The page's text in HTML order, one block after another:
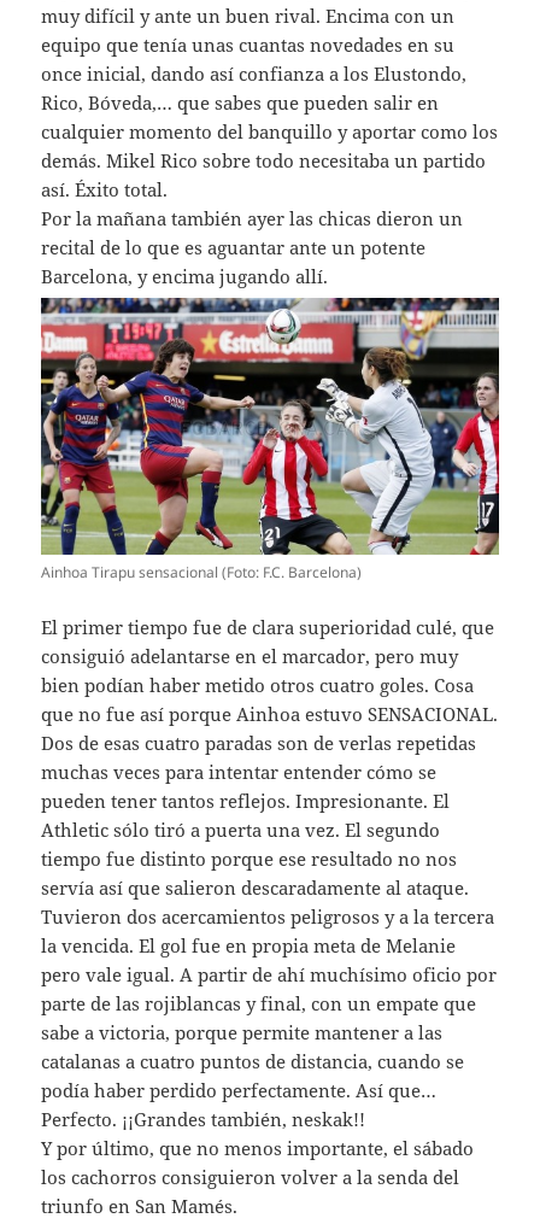
muy difícil y ante un buen rival. Encima con un
equipo que tenía unas cuantas novedades en su
once inicial, dando así confianza a los Elustondo,
Rico, Bóveda,… que sabes que pueden salir en
cualquier momento del banquillo y aportar como los
demás. Mikel Rico sobre todo necesitaba un partido
así. Éxito total.
Por la mañana también ayer las chicas dieron un
recital de lo que es aguantar ante un potente
Barcelona, y encima jugando allí.
Ainhoa Tirapu sensacional (Foto: F.C. Barcelona)
El primer tiempo fue de clara superioridad culé, que
consiguió adelantarse en el marcador, pero muy
bien podían haber metido otros cuatro goles. Cosa
que no fue así porque Ainhoa estuvo SENSACIONAL.
Dos de esas cuatro paradas son de verlas repetidas
muchas veces para intentar entender cómo se
pueden tener tantos reflejos. Impresionante. El
Athletic sólo tiró a puerta una vez. El segundo
tiempo fue distinto porque ese resultado no nos
servía así que salieron descaradamente al ataque.
Tuvieron dos acercamientos peligrosos y a la tercera
la vencida. El gol fue en propia meta de Melanie
pero vale igual. A partir de ahí muchísimo oficio por
parte de las rojiblancas y final, con un empate que
sabe a victoria, porque permite mantener a las
catalanas a cuatro puntos de distancia, cuando se
podía haber perdido perfectamente. Así que…
Perfecto. ¡¡Grandes también, neskak!!
Y por último, que no menos importante, el sábado
los cachorros consiguieron volver a la senda del
triunfo en San Mamés.